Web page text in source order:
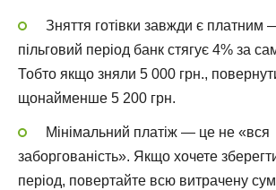
Зняття готівки завжди є платним
пільговий період банк стягує 4% за
Тобто якщо зняли 5 000 грн.,
щонайменше 5 200 грн.
Мінімальний платіж — це не «вся
заборгованість». Якщо хочете
період, повертайте всю витрачену